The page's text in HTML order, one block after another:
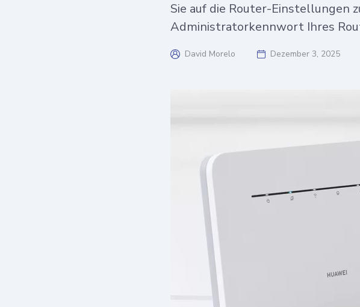
Sie auf die Router-Einstellungen
Administratorkennwort Ihres
David Morelo Dezember 3, 2025